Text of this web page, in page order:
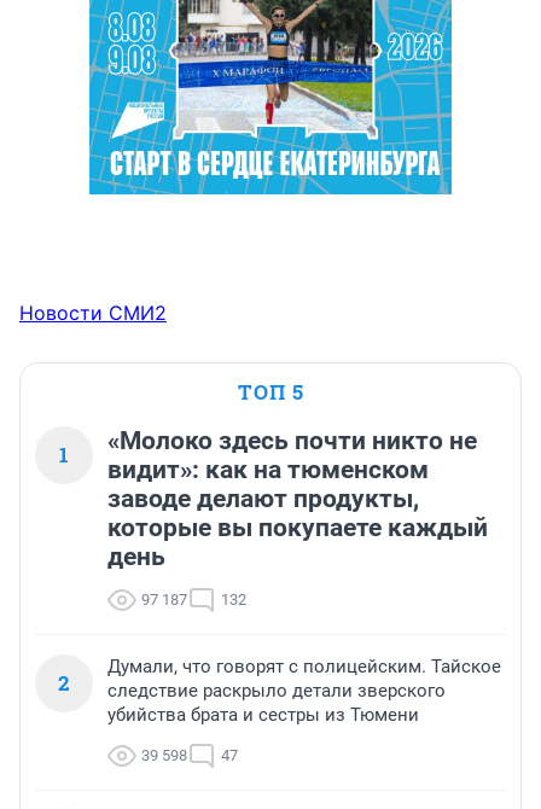
Новости СМИ2
ТОП 5
1
«Молоко здесь почти никто не
видит»: как на тюменском
заводе делают продукты,
которые вы покупаете каждый
день
97 187 132
2
Думали, что говорят с полицейским. Тайское
следствие раскрыло детали зверского
убийства брата и сестры из Тюмени
39 598 47